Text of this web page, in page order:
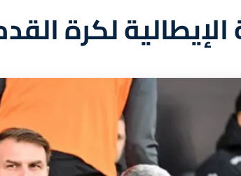
الإيطالية لكرة